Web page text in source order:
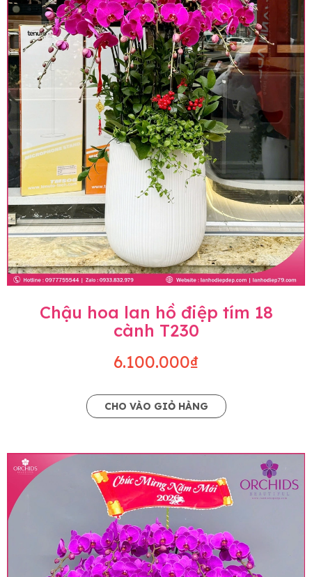
Chậu hoa lan hồ điệp tím 18
cành T230
6.100.000₫
CHO VÀO GIỎ HÀNG